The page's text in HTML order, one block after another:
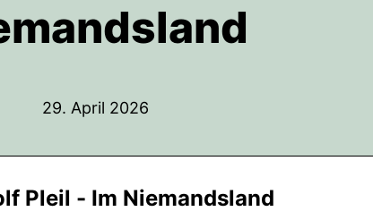
29. April 2026